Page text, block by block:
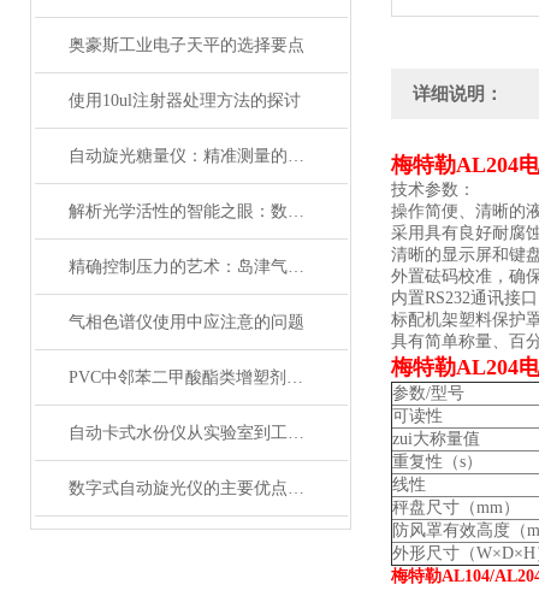
奥豪斯工业电子天平的选择要点
使用10ul注射器处理方法的探讨
自动旋光糖量仪：精准测量的得力助手
解析光学活性的智能之眼：数字式自动旋光仪的科学内涵与应用价值
精确控制压力的艺术：岛津气体减压器在现代工业中的应用与展望
气相色谱仪使用中应注意的问题
PVC中邻苯二甲酸酯类增塑剂分析方法
自动卡式水份仪从实验室到工业生产的广泛应用
数字式自动旋光仪的主要优点是测量精度高、操作简便、自动化程度高
详细说明：
梅特勒AL204
技术参数：
操作简便、清晰的
采用具有良好耐腐
清晰的显示屏和键
外置砝码校准，确
内置RS232通讯接
标配机架塑料保护
具有简单称量、百
梅特勒AL204
参数/型号
可读性
zui大称量值
重复性（s）
线性
秤盘尺寸（mm）
防风罩有效高度（
外形尺寸（W×D×H
梅特勒AL104/